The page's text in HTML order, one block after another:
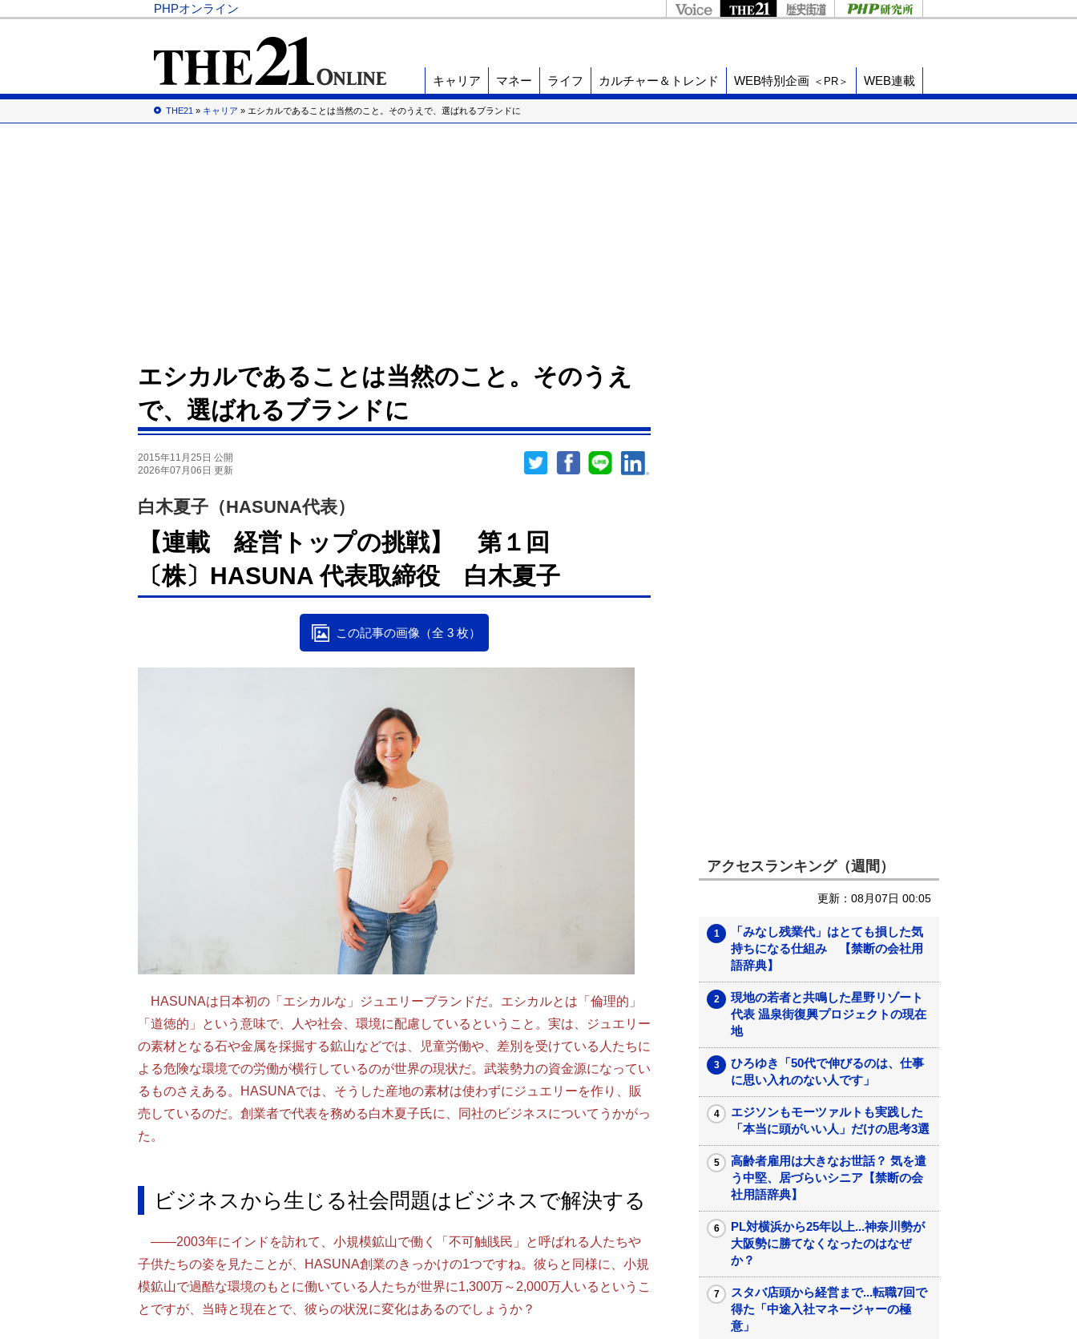
PHPオンライン
キャリア マネー ライフ カルチャー＆トレンド WEB特別企画 ＜PR＞ WEB連載
THE21 » キャリア » エシカルであることは当然のこと。そのうえで、選ばれるブランドに
エシカルであることは当然のこと。そのうえ
で、選ばれるブランドに
2015年11月25日 公開
2026年07月06日 更新
白木夏子（HASUNA代表）
【連載 経営トップの挑戦】 第１回
〔株〕HASUNA 代表取締役 白木夏子
この記事の画像（全 3 枚）
HASUNAは日本初の「エシカルな」ジュエリーブランドだ。エシカルとは「倫理的」
「道徳的」という意味で、人や社会、環境に配慮しているということ。実は、ジュエリー
の素材となる石や金属を採掘する鉱山などでは、児童労働や、差別を受けている人たちに
よる危険な環境での労働が横行しているのが世界の現状だ。武装勢力の資金源になってい
るものさえある。HASUNAでは、そうした産地の素材は使わずにジュエリーを作り、販
売しているのだ。創業者で代表を務める白木夏子氏に、同社のビジネスについてうかがっ
た。
ビジネスから生じる社会問題はビジネスで解決する
――2003年にインドを訪れて、小規模鉱山で働く「不可触賎民」と呼ばれる人たちや
子供たちの姿を見たことが、HASUNA創業のきっかけの1つですね。彼らと同様に、小規
模鉱山で過酷な環境のもとに働いている人たちが世界に1,300万～2,000万人いるというこ
とですが、当時と現在とで、彼らの状況に変化はあるのでしょうか？
アクセスランキング（週間）
更新：08月07日 00:05
「みなし残業代」はとても損した気
持ちになる仕組み 【禁断の会社用
語辞典】
現地の若者と共鳴した星野リゾート
代表 温泉街復興プロジェクトの現在
地
ひろゆき「50代で伸びるのは、仕事
に思い入れのない人です」
エジソンもモーツァルトも実践した
「本当に頭がいい人」だけの思考3選
高齢者雇用は大きなお世話？ 気を遣
う中堅、居づらいシニア【禁断の会
社用語辞典】
PL対横浜から25年以上...神奈川勢が
大阪勢に勝てなくなったのはなぜ
か？
スタバ店頭から経営まで...転職7回で
得た「中途入社マネージャーの極
意」